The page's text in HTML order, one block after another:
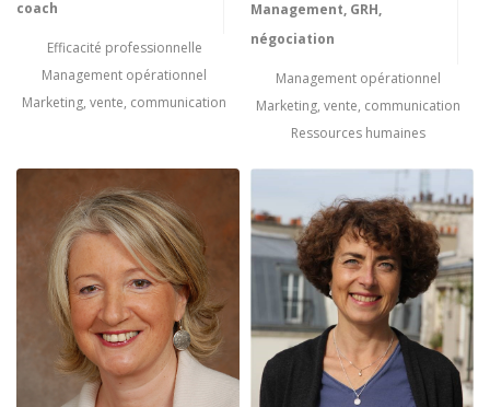
coach
Efficacité professionnelle
Management opérationnel
Marketing, vente, communication
Management, GRH,
négociation
Management opérationnel
Marketing, vente, communication
Ressources humaines